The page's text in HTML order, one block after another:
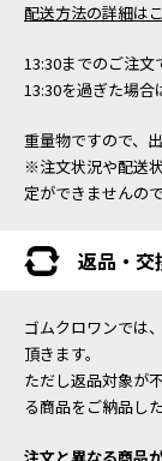
配送方法の詳細は
13:30までのご注文
13:30を過ぎた場合
重量物ですので、
※注文状況や配送
定ができませんの
返品・交
ゴムクロワンでは
頂きます。
ただし返品対象が
る商品をご納品し